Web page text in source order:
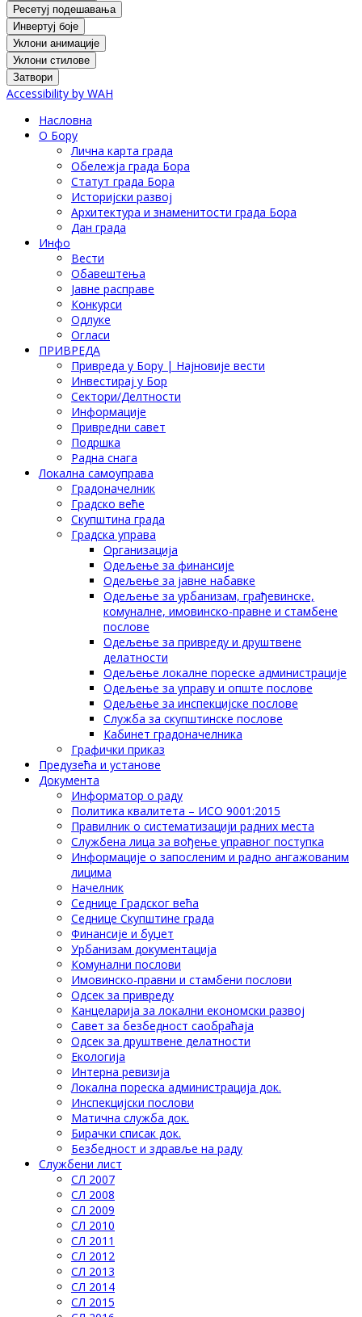
Ресетуј подешавања
Инвертуј боје
Уклони анимације
Уклони стилове
Затвори
Accessibility by WAH
Насловна
О Бору
Лична карта града
Обележја града Бора
Статут града Бора
Историјски развој
Архитектура и знаменитости града Бора
Дан града
Инфо
Вести
Обавештења
Јавне расправе
Конкурси
Одлуке
Огласи
ПРИВРЕДА
Привреда у Бору | Најновије вести
Инвестирај у Бор
Сектори/Делтности
Информације
Привредни савет
Подршка
Радна снага
Локална самоуправа
Градоначелник
Градско веће
Скупштина града
Градска управа
Организација
Одељење за финансије
Одељење за јавне набавке
Одељење за урбанизам, грађевинске,
комуналне, имовинско-правне и стамбене
послове
Одељење за привреду и друштвене
делатности
Одељење локалне пореске администрације
Одељење за управу и опште послове
Одељење за инспекцијске послове
Служба за скупштинске послове
Кабинет градоначелника
Графички приказ
Предузећа и установе
Документа
Информатор о раду
Политика квалитета – ИСО 9001:2015
Правилник о систематизацији радних места
Службена лица за вођење управног поступка
Информације о запосленим и радно ангажованим
лицима
Начелник
Седнице Градског већа
Седнице Скупштине града
Финансије и буџет
Урбанизам документација
Комунални послови
Имовинско-правни и стамбени послови
Одсек за привреду
Канцеларија за локални економски развој
Савет за безбедност саобраћаја
Одсек за друштвене делатности
Eкологија
Интерна ревизија
Локална пореска администрација док.
Инспекцијски послови
Матична служба док.
Бирачки списак док.
Безбедност и здравље на раду
Службени лист
СЛ 2007
СЛ 2008
СЛ 2009
СЛ 2010
СЛ 2011
СЛ 2012
СЛ 2013
СЛ 2014
СЛ 2015